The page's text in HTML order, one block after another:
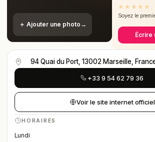
＋ Ajouter une photo →
★ ★ ★ ★ ★
Soyez le
Écrire
94 Quai du Port, 13002 Marseille,
+33 9 54 62 79 36
Voir le site internet officiel
HORAIRES
Lundi